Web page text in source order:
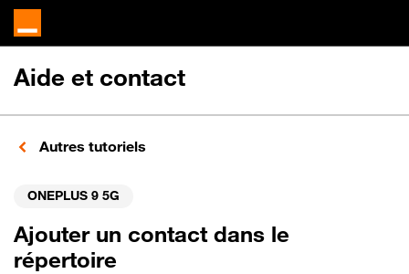
Aide et contact
Autres tutoriels
ONEPLUS 9 5G
Ajouter un contact dans le
répertoire